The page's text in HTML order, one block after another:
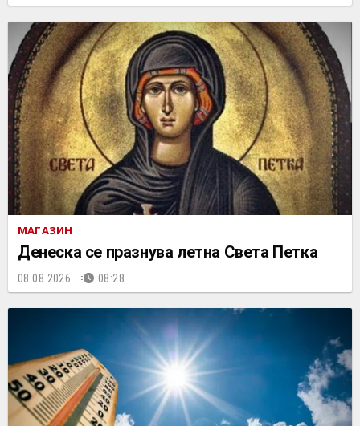
МАГАЗИН
Денеска се празнува летна Света Петка
08.08.2026. 08:28